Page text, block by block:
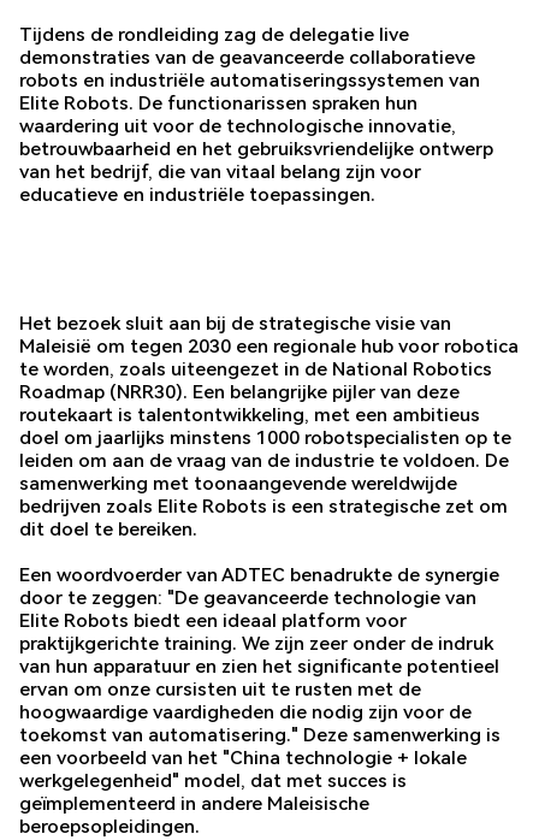
Tijdens de rondleiding zag de delegatie live
demonstraties van de geavanceerde collaboratieve
robots en industriële automatiseringssystemen van
Elite Robots. De functionarissen spraken hun
waardering uit voor de technologische innovatie,
betrouwbaarheid en het gebruiksvriendelijke ontwerp
van het bedrijf, die van vitaal belang zijn voor
educatieve en industriële toepassingen.
Het bezoek sluit aan bij de strategische visie van
Maleisië om tegen 2030 een regionale hub voor robotica
te worden, zoals uiteengezet in de National Robotics
Roadmap (NRR30). Een belangrijke pijler van deze
routekaart is talentontwikkeling, met een ambitieus
doel om jaarlijks minstens 1000 robotspecialisten op te
leiden om aan de vraag van de industrie te voldoen. De
samenwerking met toonaangevende wereldwijde
bedrijven zoals Elite Robots is een strategische zet om
dit doel te bereiken.
Een woordvoerder van ADTEC benadrukte de synergie
door te zeggen: "De geavanceerde technologie van
Elite Robots biedt een ideaal platform voor
praktijkgerichte training. We zijn zeer onder de indruk
van hun apparatuur en zien het significante potentieel
ervan om onze cursisten uit te rusten met de
hoogwaardige vaardigheden die nodig zijn voor de
toekomst van automatisering." Deze samenwerking is
een voorbeeld van het "China technologie + lokale
werkgelegenheid" model, dat met succes is
geïmplementeerd in andere Maleisische
beroepsopleidingen.